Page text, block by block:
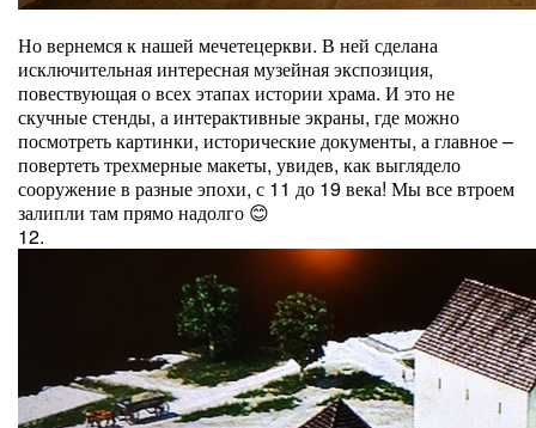
Но вернемся к нашей мечетецеркви. В ней сделана
исключительная интересная музейная экспозиция,
повествующая о всех этапах истории храма. И это не
скучные стенды, а интерактивные экраны, где можно
посмотреть картинки, исторические документы, а главное –
повертеть трехмерные макеты, увидев, как выглядело
сооружение в разные эпохи, с 11 до 19 века! Мы все втроем
залипли там прямо надолго 😊
12.